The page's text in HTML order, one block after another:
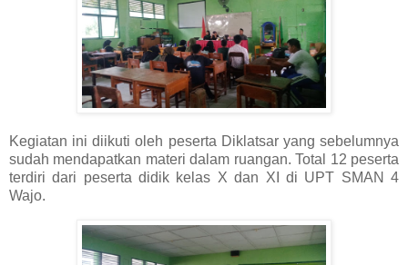
Kegiatan ini diikuti oleh peserta Diklatsar yang sebelumnya
sudah mendapatkan materi dalam ruangan. Total 12 peserta
terdiri dari peserta didik kelas X dan XI di UPT SMAN 4
Wajo.